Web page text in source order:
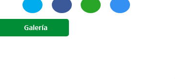
Continua/Permanente
Clinic Entrenadores
Tarifas
Galería